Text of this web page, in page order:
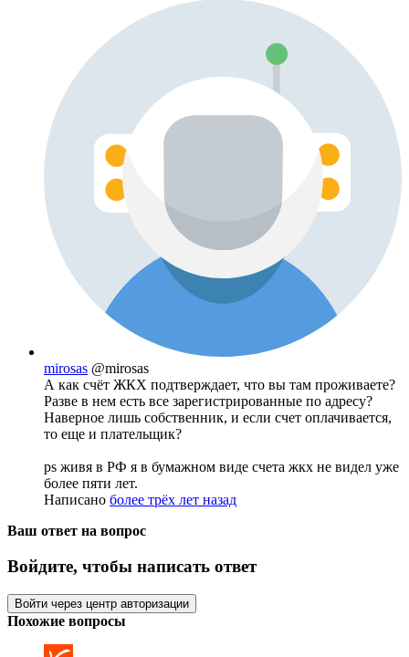
mirosas @mirosas
А как счёт ЖКХ подтверждает, что вы там проживаете?
Разве в нем есть все зарегистрированные по адресу?
Наверное лишь собственник, и если счет оплачивается,
то еще и плательщик?
ps живя в РФ я в бумажном виде счета жкх не видел уже
более пяти лет.
Написано более трёх лет назад
Ваш ответ на вопрос
Войдите, чтобы написать ответ
Войти через центр авторизации
Похожие вопросы